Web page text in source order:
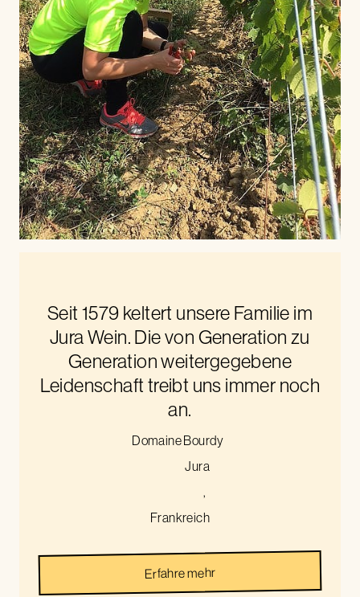
Seit 1579 keltert unsere Familie im
Jura Wein. Die von Generation zu
Generation weitergegebene
Leidenschaft treibt uns immer noch
an.
Domaine Bourdy
Jura
,
Frankreich
Erfahre mehr